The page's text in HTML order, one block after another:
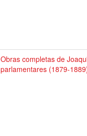
Obras completas de
parlamentares (1879-